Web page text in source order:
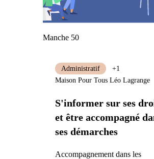
Manche 50
S'informer sur ses
et être accompagné
ses démarches
Accompagnement dans les
Administratif
+1
Maison Pour Tous Léo Lagrange